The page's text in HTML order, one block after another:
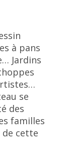
à pans
Jardins
se
des
familles
de cette